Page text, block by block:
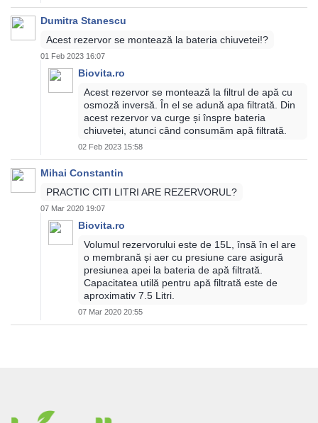
Dumitra Stanescu
Acest rezervor se montează la bateria chiuvetei!?
01 Feb 2023 16:07
Biovita.ro
Acest rezervor se montează la filtrul de apă cu
osmoză inversă. În el se adună apa filtrată. Din
acest rezervor va curge și înspre bateria
chiuvetei, atunci când consumăm apă filtrată.
02 Feb 2023 15:58
Mihai Constantin
PRACTIC CITI LITRI ARE REZERVORUL?
07 Mar 2020 19:07
Biovita.ro
Volumul rezervorului este de 15L, însă în el are
o membrană și aer cu presiune care asigură
presiunea apei la bateria de apă filtrată.
Capacitatea utilă pentru apă filtrată este de
aproximativ 7.5 Litri.
07 Mar 2020 20:55